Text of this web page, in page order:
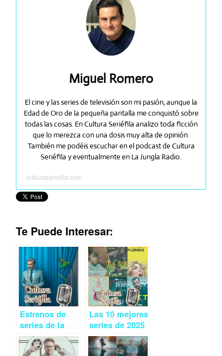
Miguel Romero
El cine y las series de televisión son mi pasión, aunque la
Edad de Oro de la pequeña pantalla me conquistó sobre
todas las cosas. En Cultura Seriéfila analizo toda ficción
que lo merezca con una dosis muy alta de opinión.
También me podéis escuchar en el podcast de Cultura
Seriéfila y eventualmente en La Jungla Radio.
culturaseriefila.com
Te Puede Interesar:
Estrenos de
series de la
segunda
quincena de
Las 10 mejores
series de 2025
según los
oyentes de